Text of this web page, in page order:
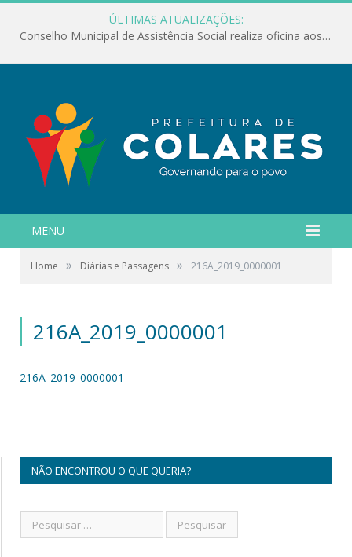
ÚLTIMAS ATUALIZAÇÕES:
Conselho Municipal de Assistência Social realiza oficina aos servidores
MENU
Home » Diárias e Passagens » 216A_2019_0000001
216A_2019_0000001
216A_2019_0000001
NÃO ENCONTROU O QUE QUERIA?